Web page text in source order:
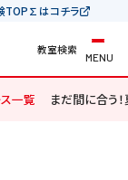
TOP∑はコチラ
教室検索
MENU
一覧 まだ間に合う